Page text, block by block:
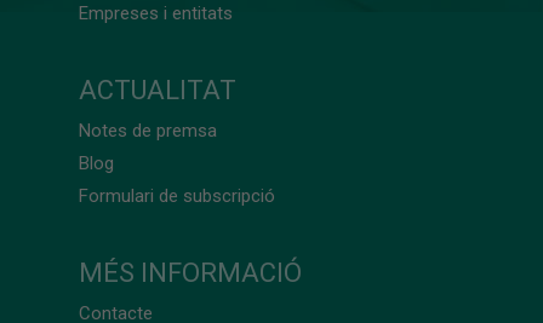
Empreses i entitats
ACTUALITAT
Notes de premsa
Blog
Formulari de subscripció
MÉS INFORMACIÓ
Contacte